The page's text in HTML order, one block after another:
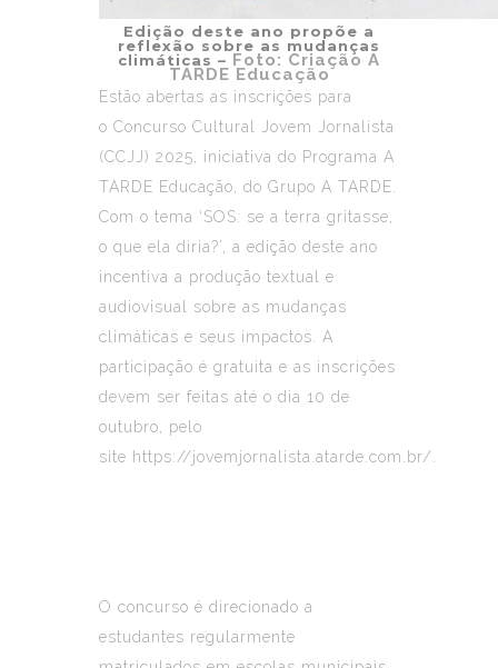
Edição deste ano propõe a
reflexão sobre as mudanças
climáticas – Foto: Criação A
TARDE Educação
Estão abertas as inscrições para
o Concurso Cultural Jovem Jornalista
(CCJJ) 2025 , iniciativa do Programa A
TARDE Educação , do Grupo A TARDE.
Com o tema ‘SOS: se a terra gritasse,
o que ela diria?’, a edição deste ano
incentiva a produção textual e
audiovisual sobre as mudanças
climáticas e seus impactos. A
participação é gratuita e as inscrições
devem ser feitas até o dia 10 de
outubro, pelo
site https://jovemjornalista.atarde.com.br/
O concurso é direcionado a
estudantes regularmente